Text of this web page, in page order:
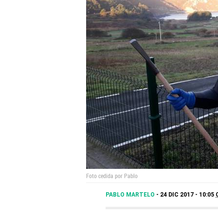
Foto cedida por Pablo
PABLO MARTELO 24 DIC 2017 - 10:05